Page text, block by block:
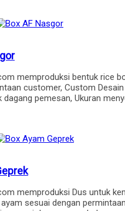
memproduksi bentuk rice
customer, Custom
dagang pemesan, Ukuran
memproduksi Dus untuk
sesuai dengan